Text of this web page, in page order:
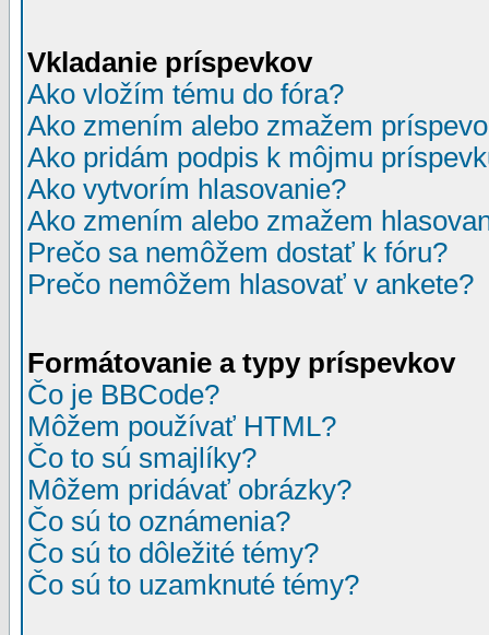
Vkladanie príspevkov
Ako vložím tému do fóra?
Ako zmením alebo zmažem
Ako pridám podpis k môjmu
Ako vytvorím hlasovanie?
Ako zmením alebo zmažem
Prečo sa nemôžem dostať k fóru?
Prečo nemôžem hlasovať v ankete?
Formátovanie a typy príspevkov
Čo je BBCode?
Môžem používať HTML?
Čo to sú smajlíky?
Môžem pridávať obrázky?
Čo sú to oznámenia?
Čo sú to dôležité témy?
Čo sú to uzamknuté témy?